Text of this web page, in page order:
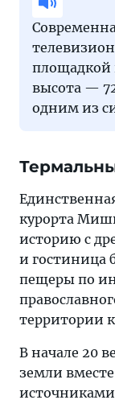
площадкой
высота —
одним из
курорта
историю с
и гостиница
пещеры по
территории
В начале 20
земли
источниками